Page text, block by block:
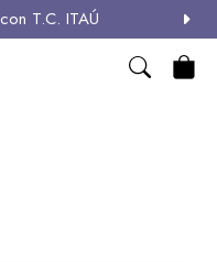
T.C. ITAÚMI CUENTA